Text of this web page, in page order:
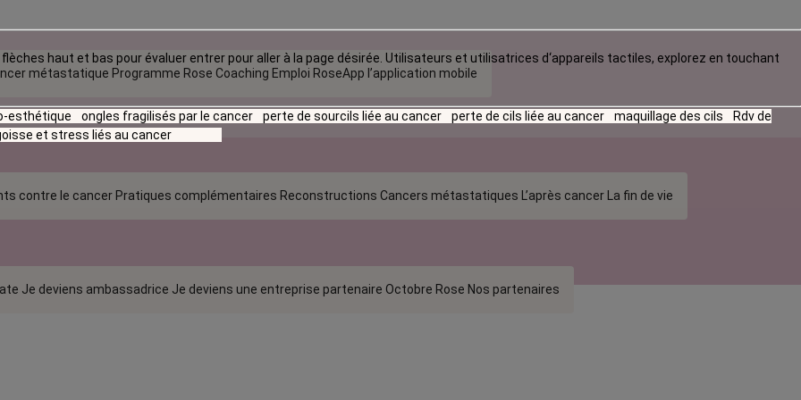
métastatique Programme Rose Coaching Emploi RoseApp l’application mobile
contre le cancer Pratiques complémentaires Reconstructions Cancers métastatiques L’après cancer La fin de vie
Je deviens ambassadrice Je deviens une entreprise partenaire Octobre Rose Nos partenaires
haut et bas pour évaluer entrer pour aller à la page désirée. Utilisateurs et utilisatrices d‘appareils tactiles, explorez en touchant
esthétique ongles fragilisés par le cancer perte de sourcils liée au cancer perte de cils liée au cancer maquillage des cils
Rdv de
et stress liés au cancer